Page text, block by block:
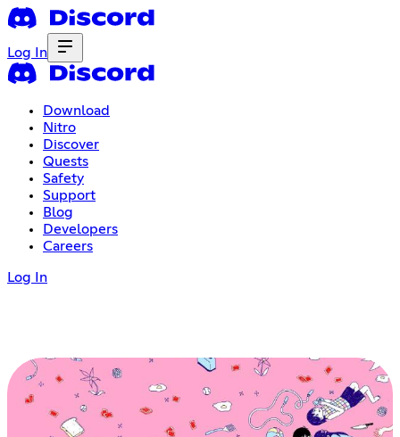
Log In
Download
Nitro
Discover
Quests
Safety
Support
Blog
Developers
Careers
Log In